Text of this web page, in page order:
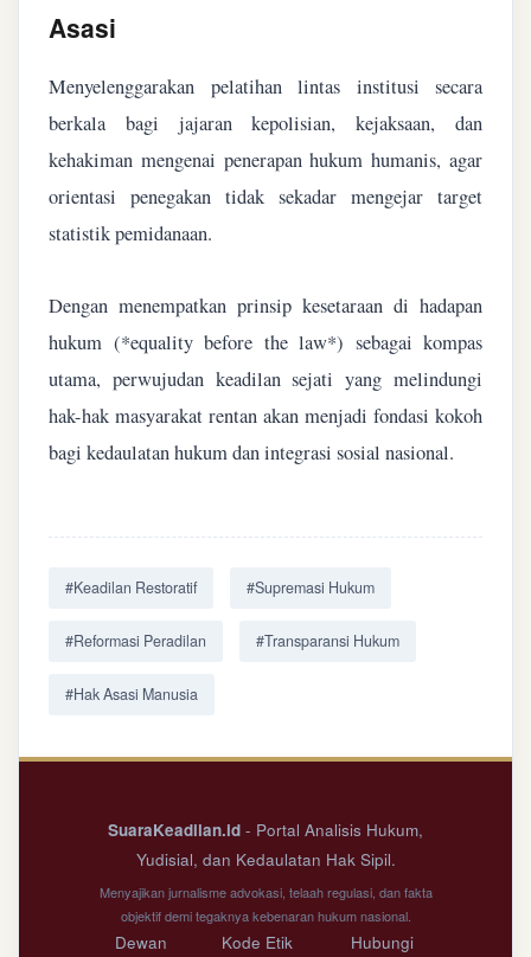
Asasi
Menyelenggarakan pelatihan lintas institusi secara
berkala bagi jajaran kepolisian, kejaksaan, dan
kehakiman mengenai penerapan hukum humanis, agar
orientasi penegakan tidak sekadar mengejar target
statistik pemidanaan.
Dengan menempatkan prinsip kesetaraan di hadapan
hukum (*equality before the law*) sebagai kompas
utama, perwujudan keadilan sejati yang melindungi
hak-hak masyarakat rentan akan menjadi fondasi kokoh
bagi kedaulatan hukum dan integrasi sosial nasional.
#Keadilan Restoratif #Supremasi Hukum
#Reformasi Peradilan #Transparansi Hukum
#Hak Asasi Manusia
SuaraKeadilan.id - Portal Analisis Hukum,
Yudisial, dan Kedaulatan Hak Sipil.
Menyajikan jurnalisme advokasi, telaah regulasi, dan fakta
objektif demi tegaknya kebenaran hukum nasional.
Dewan Kode Etik Hubungi